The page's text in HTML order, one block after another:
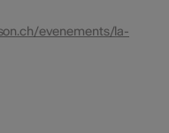
evenements/la-